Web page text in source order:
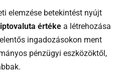
elemzése betekintést nyújt
értéke a létrehozása
ingadozásokon ment
pénzügyi eszközöktől,